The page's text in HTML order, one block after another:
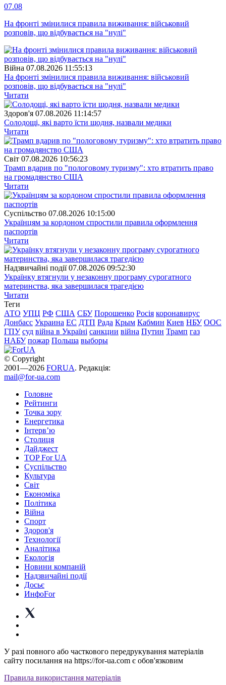
07.08
На фронті змінилися правила виживання: військовий
розповів, що відбувається на "нулі"
Війна 07.08.2026 11:55:13
На фронті змінилися правила виживання: військовий
розповів, що відбувається на "нулі"
Читати
Здоров'я 07.08.2026 11:14:57
Солодощі, які варто їсти щодня, назвали медики
Читати
Свiт 07.08.2026 10:56:23
Трамп вдарив по "пологовому туризму": хто втратить право
на громадянство США
Читати
Суспiльство 07.08.2026 10:15:00
Українцям за кордоном спростили правила оформлення
паспортів
Читати
Надзвичайні події 07.08.2026 09:52:30
Українку втягнули у незаконну програму сурогатного
материнства, яка завершилася трагедією
Читати
Теги
АТО УПЦ РФ США СБУ Порошенко Росія коронавирус
Донбасс Украина ЕС ДТП Рада Крым Кабмин Киев НБУ ООС
ГПУ суд війна в Україні санкции війна Путин Трамп газ
НАБУ пожар Польша выборы
© Copyright
2001—2026 FORUA. Редакція:
mail@for-ua.com
Головне
Рейтинги
Точка зору
Енергетика
Інтерв’ю
Столиця
Дайджест
TOP For UA
Суспiльство
Культура
Світ
Економіка
Політика
Війна
Спорт
Здоров'я
Технології
Аналітика
Екологія
Новини компаній
Надзвичайні події
Досьє
ИнфоFor
У разі повного або часткового передрукування матеріалів
сайту посилання на https://for-ua.com є обов'язковим
Правила використання матеріалів